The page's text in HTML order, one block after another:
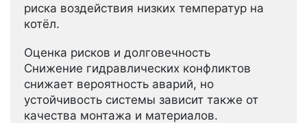
риска воздействия низких температур на
котёл.
Оценка рисков и долговечность
Снижение гидравлических конфликтов
снижает вероятность аварий, но
устойчивость системы зависит также от
качества монтажа и материалов.